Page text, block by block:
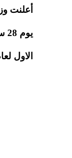
okأعلنت
الاول لعام 2015-2016 هي 24